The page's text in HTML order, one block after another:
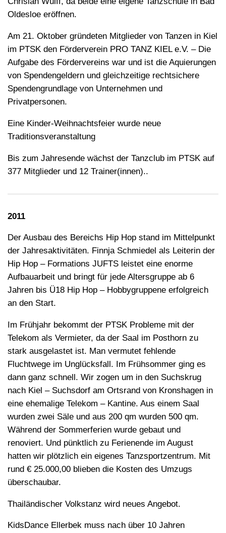
Oldesloe eröffnen.
Am 21. Oktober gründeten Mitglieder von Tanzen in Kiel
im PTSK den Förderverein PRO TANZ KIEL e.V. – Die
Aufgabe des Fördervereins war und ist die Aquierungen
von Spendengeldern und gleichzeitige rechtsichere
Spendengrundlage von Unternehmen und
Privatpersonen.
Eine Kinder-Weihnachtsfeier wurde neue
Traditionsveranstaltung
Bis zum Jahresende wächst der Tanzclub im PTSK auf
377 Mitglieder und 12 Trainer(innen)..
2011
Der Ausbau des Bereichs Hip Hop stand im Mittelpunkt
der Jahresaktivitäten. Finnja Schmiedel als Leiterin der
Hip Hop – Formations JUFTS leistet eine enorme
Aufbauarbeit und bringt für jede Altersgruppe ab 6
Jahren bis Ü18 Hip Hop – Hobbygruppene erfolgreich
an den Start.
Im Frühjahr bekommt der PTSK Probleme mit der
Telekom als Vermieter, da der Saal im Posthorn zu
stark ausgelastet ist. Man vermutet fehlende
Fluchtwege im Unglücksfall. Im Frühsommer ging es
dann ganz schnell. Wir zogen um in den Suchskrug
nach Kiel – Suchsdorf am Ortsrand von Kronshagen in
eine ehemalige Telekom – Kantine. Aus einem Saal
wurden zwei Säle und aus 200 qm wurden 500 qm.
Während der Sommerferien wurde gebaut und
renoviert. Und pünktlich zu Ferienende im August
hatten wir plötzlich ein eigenes Tanzsportzentrum. Mit
rund € 25.000,00 blieben die Kosten des Umzugs
überschaubar.
Thailändischer Volkstanz wird neues Angebot.
KidsDance Ellerbek muss nach über 10 Jahren